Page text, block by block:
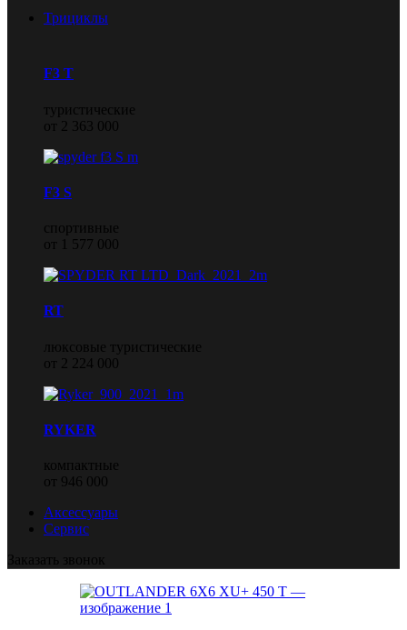
Трициклы
F3 T
туристические
от 2 363 000
F3 S
спортивные
от 1 577 000
RT
люксовые туристические
от 2 224 000
RYKER
компактные
от 946 000
Аксессуары
Сервис
Заказать звонок